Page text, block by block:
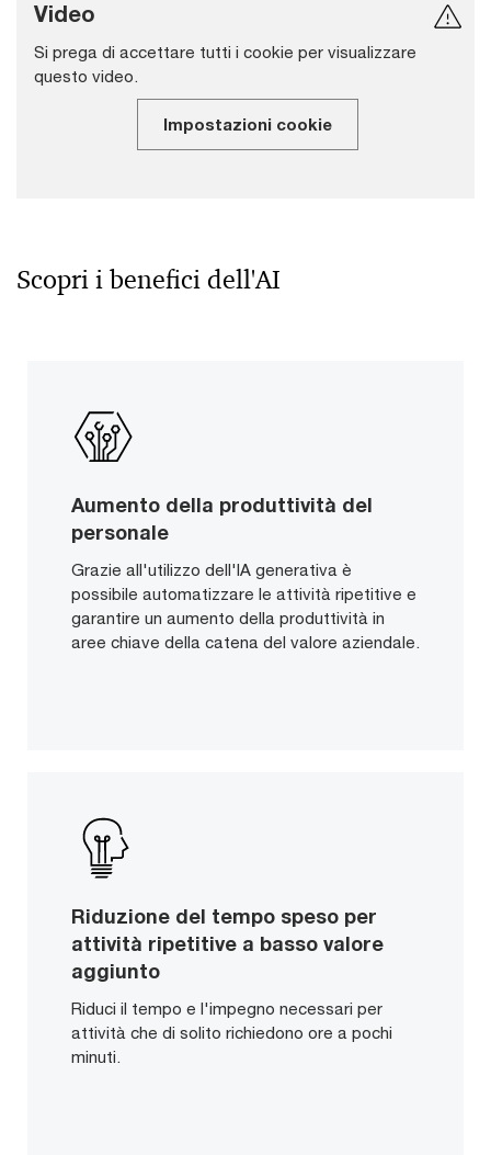
Video
Si prega di accettare tutti i cookie per visualizzare
questo video.
Impostazioni cookie
Scopri i benefici dell'AI
Aumento della produttività del
personale
Grazie all'utilizzo dell'IA generativa è
possibile automatizzare le attività ripetitive e
garantire un aumento della produttività in
aree chiave della catena del valore aziendale.
Riduzione del tempo speso per
attività ripetitive a basso valore
aggiunto
Riduci il tempo e l'impegno necessari per
attività che di solito richiedono ore a pochi
minuti.